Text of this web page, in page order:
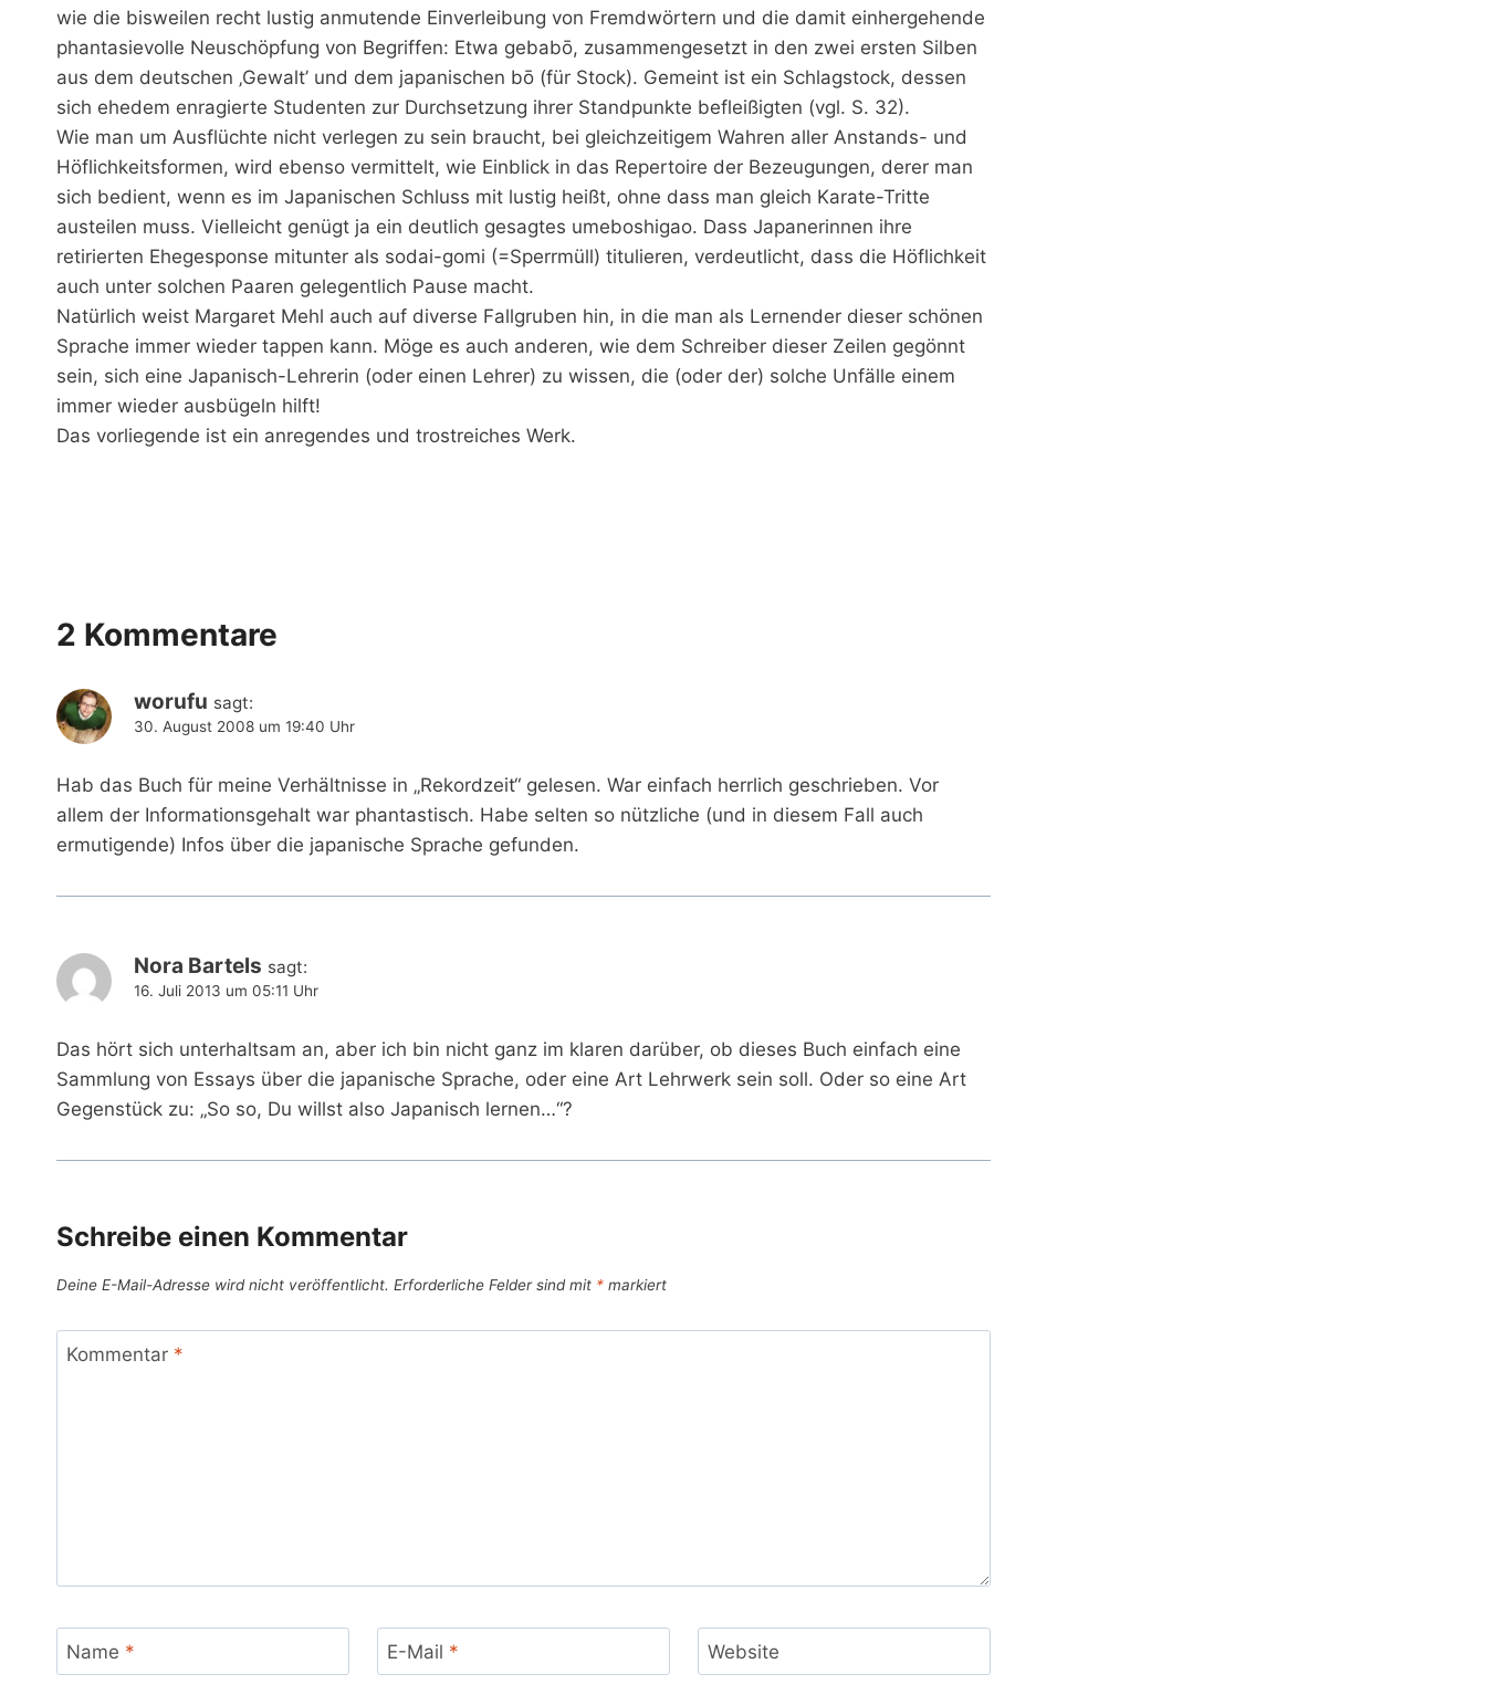
wie die bisweilen recht lustig anmutende Einverleibung von Fremdwörtern und die damit einhergehende
phantasievolle Neuschöpfung von Begriffen: Etwa gebabō, zusammengesetzt in den zwei ersten Silben
aus dem deutschen ‚Gewalt’ und dem japanischen bō (für Stock). Gemeint ist ein Schlagstock, dessen
sich ehedem enragierte Studenten zur Durchsetzung ihrer Standpunkte befleißigten (vgl. S. 32).
Wie man um Ausflüchte nicht verlegen zu sein braucht, bei gleichzeitigem Wahren aller Anstands- und
Höflichkeitsformen, wird ebenso vermittelt, wie Einblick in das Repertoire der Bezeugungen, derer man
sich bedient, wenn es im Japanischen Schluss mit lustig heißt, ohne dass man gleich Karate-Tritte
austeilen muss. Vielleicht genügt ja ein deutlich gesagtes umeboshigao. Dass Japanerinnen ihre
retirierten Ehegesponse mitunter als sodai-gomi (=Sperrmüll) titulieren, verdeutlicht, dass die Höflichkeit
auch unter solchen Paaren gelegentlich Pause macht.
Natürlich weist Margaret Mehl auch auf diverse Fallgruben hin, in die man als Lernender dieser schönen
Sprache immer wieder tappen kann. Möge es auch anderen, wie dem Schreiber dieser Zeilen gegönnt
sein, sich eine Japanisch-Lehrerin (oder einen Lehrer) zu wissen, die (oder der) solche Unfälle einem
immer wieder ausbügeln hilft!
Das vorliegende ist ein anregendes und trostreiches Werk.
2 Kommentare
worufu sagt:
30. August 2008 um 19:40 Uhr
Hab das Buch für meine Verhältnisse in „Rekordzeit“ gelesen. War einfach herrlich geschrieben. Vor
allem der Informationsgehalt war phantastisch. Habe selten so nützliche (und in diesem Fall auch
ermutigende) Infos über die japanische Sprache gefunden.
Nora Bartels sagt:
16. Juli 2013 um 05:11 Uhr
Das hört sich unterhaltsam an, aber ich bin nicht ganz im klaren darüber, ob dieses Buch einfach eine
Sammlung von Essays über die japanische Sprache, oder eine Art Lehrwerk sein soll. Oder so eine Art
Gegenstück zu: „So so, Du willst also Japanisch lernen…“?
Schreibe einen Kommentar
Deine E-Mail-Adresse wird nicht veröffentlicht. Erforderliche Felder sind mit * markiert
Kommentar *
Name * E-Mail * Website